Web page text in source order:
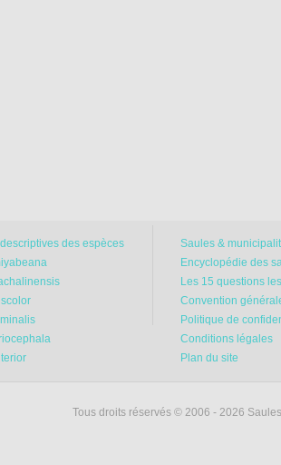
des espèces
Saules &
Encyclopédie des
Les 15 questions
Convention
Politique de
Conditions légales
Plan du site
Tous droits réservés © 2006 - 2026